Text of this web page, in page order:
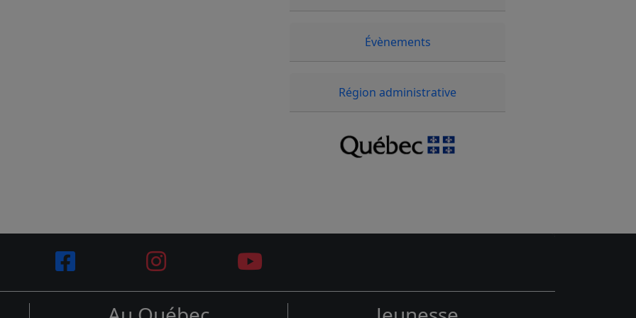
Évènements
Région administrative